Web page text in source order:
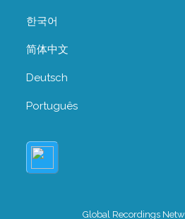
한국어
简体中文
Deutsch
Português
Global Recordings